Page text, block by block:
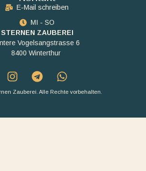
E-Mail schreiben
MI - SO
STERNEN ZAUBEREI
Vogelsangstrasse 6
8400 Winterthur
Zauberei. Alle Rechte vorbehalten.